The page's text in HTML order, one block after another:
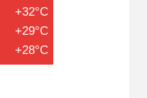
+32°C
+29°C
+28°C